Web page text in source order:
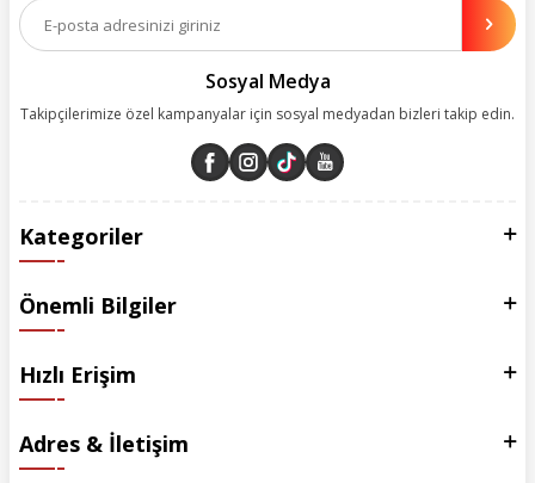
olanakları sunuyoruz. Çalışmalarımızı müşterilerimizin memnuniyetini
esas alarak yürütüyoruz.
Sosyal Medya
Takipçilerimize özel kampanyalar için sosyal medyadan bizleri takip edin.
Kategoriler
Önemli Bilgiler
Hızlı Erişim
Adres & İletişim